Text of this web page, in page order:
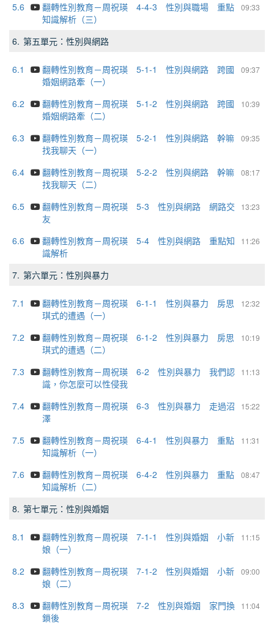
5.6
09:33
翻轉性別教育－周祝瑛 4-4-3 性別與職場 重點
知識解析（三）
6. 第五單元：性別與網路
6.1 09:37
翻轉性別教育－周祝瑛 5-1-1 性別與網路 跨國
婚姻網路牽（一）
6.2
10:39
翻轉性別教育－周祝瑛 5-1-2 性別與網路 跨國
婚姻網路牽（二）
6.3
09:35
翻轉性別教育－周祝瑛 5-2-1 性別與網路 幹嘛
找我聊天（一）
6.4
08:17
翻轉性別教育－周祝瑛 5-2-2 性別與網路 幹嘛
找我聊天（二）
6.5
13:23
翻轉性別教育－周祝瑛 5-3 性別與網路 網路交
友
6.6
11:26
翻轉性別教育－周祝瑛 5-4 性別與網路 重點知
識解析
7. 第六單元：性別與暴力
7.1 12:32
翻轉性別教育－周祝瑛 6-1-1 性別與暴力 房思
琪式的遭遇（一）
7.2
10:19
翻轉性別教育－周祝瑛 6-1-2 性別與暴力 房思
琪式的遭遇（二）
7.3
11:13
翻轉性別教育－周祝瑛 6-2 性別與暴力 我們認
識，你怎麼可以性侵我
7.4
15:22
翻轉性別教育－周祝瑛 6-3 性別與暴力 走過沼
澤
7.5
11:31
翻轉性別教育－周祝瑛 6-4-1 性別與暴力 重點
知識解析（一）
7.6
08:47
翻轉性別教育－周祝瑛 6-4-2 性別與暴力 重點
知識解析（二）
8. 第七單元：性別與婚姻
8.1 11:15
翻轉性別教育－周祝瑛 7-1-1 性別與婚姻 小新
娘（一）
8.2
09:00
翻轉性別教育－周祝瑛 7-1-2 性別與婚姻 小新
娘（二）
8.3
11:04
翻轉性別教育－周祝瑛 7-2 性別與婚姻 家門換
鎖後